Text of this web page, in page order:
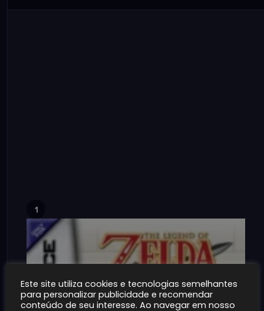
1
Este site utiliza cookies e tecnologias semelhantes
para personalizar publicidade e recomendar
conteúdo de seu interesse. Ao navegar em nosso